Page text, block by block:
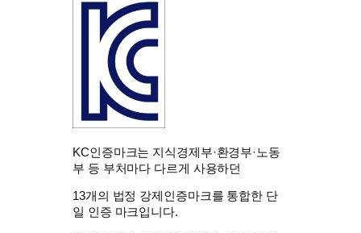
KC인증마크는 지식경제부·환경부·노동
부 등 부처마다 다르게 사용하던
13개의 법정 강제인증마크를 통합한 단
일 인증 마크입니다.